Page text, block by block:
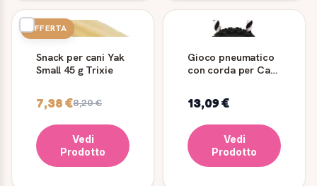
OFFERTA
Snack per cani Yak
Small 45 g Trixie
7,38 €8,20 €
Vedi
Prodotto
Gioco pneumatico
con corda per Cani
13,09 €
Vedi
Prodotto